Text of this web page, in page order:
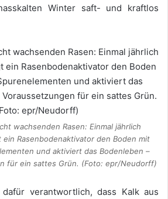
Winter saft- und kraftlos
wachsenden Rasen: Einmal jährlich
Rasenbodenaktivator den Boden mit
und aktiviert das Bodenleben –
für ein sattes Grün. (Foto: epr/Neudorff)
verantwortlich, dass Kalk aus